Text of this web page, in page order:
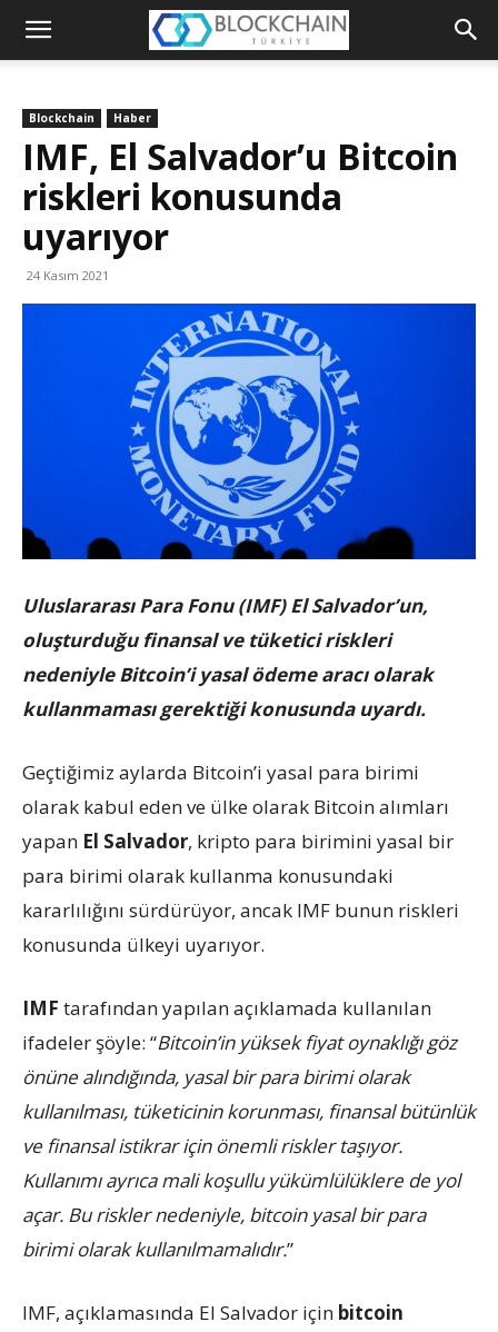
Blockchain
Blockchain Haber
IMF, El Salvador’u Bitcoin
riskleri konusunda
uyarıyor
24 Kasım 2021
Uluslararası Para Fonu (IMF) El Salvador’un,
oluşturduğu finansal ve tüketici riskleri
nedeniyle Bitcoin’i yasal ödeme aracı olarak
kullanmaması gerektiği konusunda uyardı.
Geçtiğimiz aylarda Bitcoin’i yasal para birimi
olarak kabul eden ve ülke olarak Bitcoin alımları
yapan El Salvador, kripto para birimini yasal bir
para birimi olarak kullanma konusundaki
kararlılığını sürdürüyor, ancak IMF bunun riskleri
konusunda ülkeyi uyarıyor.
IMF tarafından yapılan açıklamada kullanılan
ifadeler şöyle: “Bitcoin’in yüksek fiyat oynaklığı göz
önüne alındığında, yasal bir para birimi olarak
kullanılması, tüketicinin korunması, finansal bütünlük
ve finansal istikrar için önemli riskler taşıyor.
Kullanımı ayrıca mali koşullu yükümlülüklere de yol
açar. Bu riskler nedeniyle, bitcoin yasal bir para
birimi olarak kullanılmamalıdır.”
IMF, açıklamasında El Salvador için bitcoin